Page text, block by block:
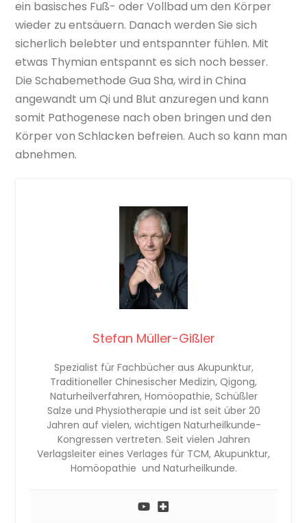
ein basisches Fuß- oder Vollbad um den Körper
wieder zu entsäuern. Danach werden Sie sich
sicherlich belebter und entspannter fühlen. Mit
etwas Thymian entspannt es sich noch besser.
Die Schabemethode Gua Sha, wird in China
angewandt um Qi und Blut anzuregen und kann
somit Pathogenese nach oben bringen und den
Körper von Schlacken befreien. Auch so kann man
abnehmen.
Stefan Müller-Gißler
Spezialist für Fachbücher aus Akupunktur,
Traditioneller Chinesischer Medizin, Qigong,
Naturheilverfahren, Homöopathie, Schüßler
Salze und Physiotherapie und ist seit über 20
Jahren auf vielen, wichtigen Naturheilkunde-
Kongressen vertreten. Seit vielen Jahren
Verlagsleiter eines Verlages für TCM, Akupunktur,
Homöopathie und Naturheilkunde.